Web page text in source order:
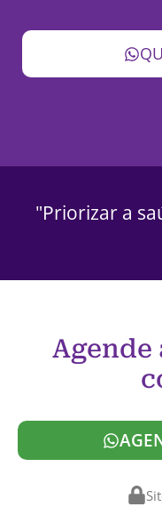
"Priorizar a
Agende